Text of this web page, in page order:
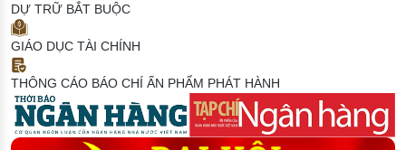
DỰ TRỮ BẮT BUỘC
GIÁO DỤC TÀI CHÍNH
THÔNG CÁO BÁO CHÍ ẤN PHẨM PHÁT HÀNH